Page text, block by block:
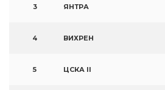
3 ЯНТРА
4 ВИХРЕН
5 ЦСКА II